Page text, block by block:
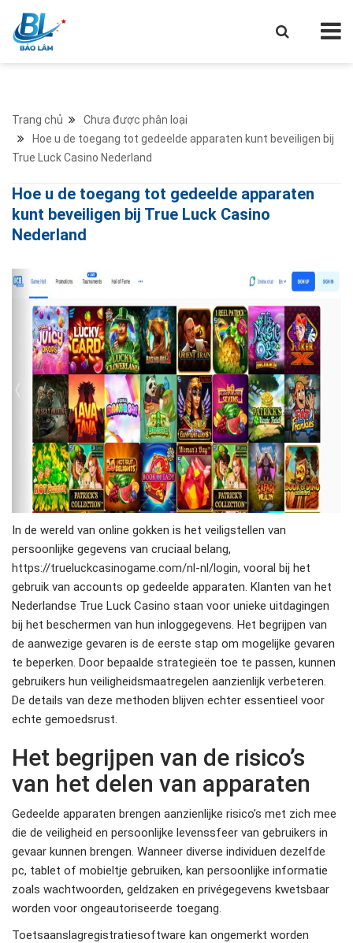
Trang chủ
Chưa được phân loại
Hoe u de toegang tot gedeelde apparaten kunt beveiligen bij
True Luck Casino Nederland
Hoe u de toegang tot gedeelde apparaten
kunt beveiligen bij True Luck Casino
Nederland
In de wereld van online gokken is het veiligstellen van
persoonlijke gegevens van cruciaal belang,
https://trueluckcasinogame.com/nl-nl/login, vooral bij het
gebruik van accounts op gedeelde apparaten. Klanten van het
Nederlandse True Luck Casino staan voor unieke uitdagingen
bij het beschermen van hun inloggegevens. Het begrijpen van
de aanwezige gevaren is de eerste stap om mogelijke gevaren
te beperken. Door bepaalde strategieën toe te passen, kunnen
gebruikers hun veiligheidsmaatregelen aanzienlijk verbeteren.
De details van deze methoden blijven echter essentieel voor
echte gemoedsrust.
Het begrijpen van de risico’s
van het delen van apparaten
Gedeelde apparaten brengen aanzienlijke risico’s met zich mee
die de veiligheid en persoonlijke levenssfeer van gebruikers in
gevaar kunnen brengen. Wanneer diverse individuen dezelfde
pc, tablet of mobieltje gebruiken, kan persoonlijke informatie
zoals wachtwoorden, geldzaken en privégegevens kwetsbaar
worden voor ongeautoriseerde toegang.
Toetsaanslagregistratiesoftware kan ongemerkt worden